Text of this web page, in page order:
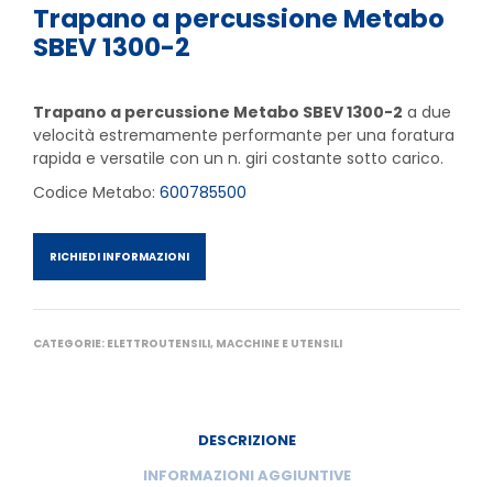
Trapano a percussione Metabo
SBEV 1300-2
Trapano a percussione Metabo SBEV 1300-2 a due
velocità estremamente performante per una foratura
rapida e versatile con un n. giri costante sotto carico.
Codice Metabo: 600785500
RICHIEDI INFORMAZIONI
CATEGORIE: ELETTROUTENSILI, MACCHINE E UTENSILI
DESCRIZIONE
INFORMAZIONI AGGIUNTIVE